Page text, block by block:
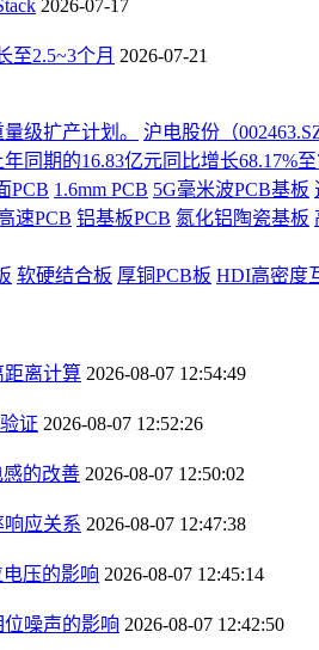
2026-07-17
至2.5~3个月 2026-07-21
级扩产计划。
沪电股份（
期的16.83亿元同比增长68.17%至
PCB 1.6mm PCB 5G毫米波PCB基板
速PCB 铝基板PCB 氮化铝陶瓷基板
软硬结合板 厚铜PCB板 HDI高密度
距离计算 2026-08-07 12:54:49
证 2026-08-07 12:52:26
的改善 2026-08-07 12:50:02
应关系 2026-08-07 12:47:38
压的影响 2026-08-07 12:45:14
噪声的影响 2026-08-07 12:42:50